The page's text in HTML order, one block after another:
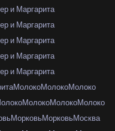
и Маргарита
и Маргарита
и Маргарита
и Маргарита
и Маргарита
МолокоМолокоМолоко
МолокоМолокоМолоко
МорковьМорковьМосква